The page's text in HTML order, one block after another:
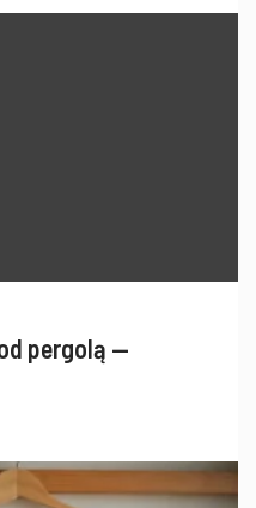
pergolą —